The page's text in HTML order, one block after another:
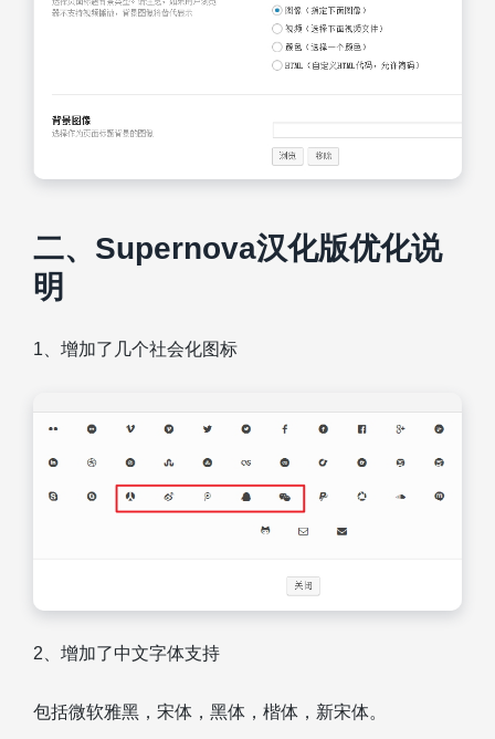
二、Supernova汉化版优化说
明
1、增加了几个社会化图标
2、增加了中文字体支持
包括微软雅黑，宋体，黑体，楷体，新宋体。